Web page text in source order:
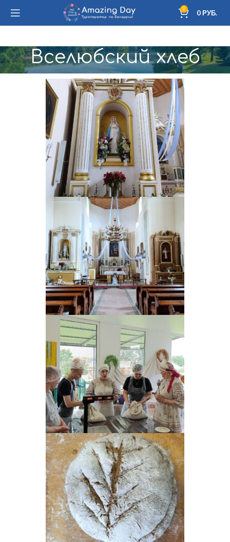
0 0РУБ.
Вселюбский хлеб